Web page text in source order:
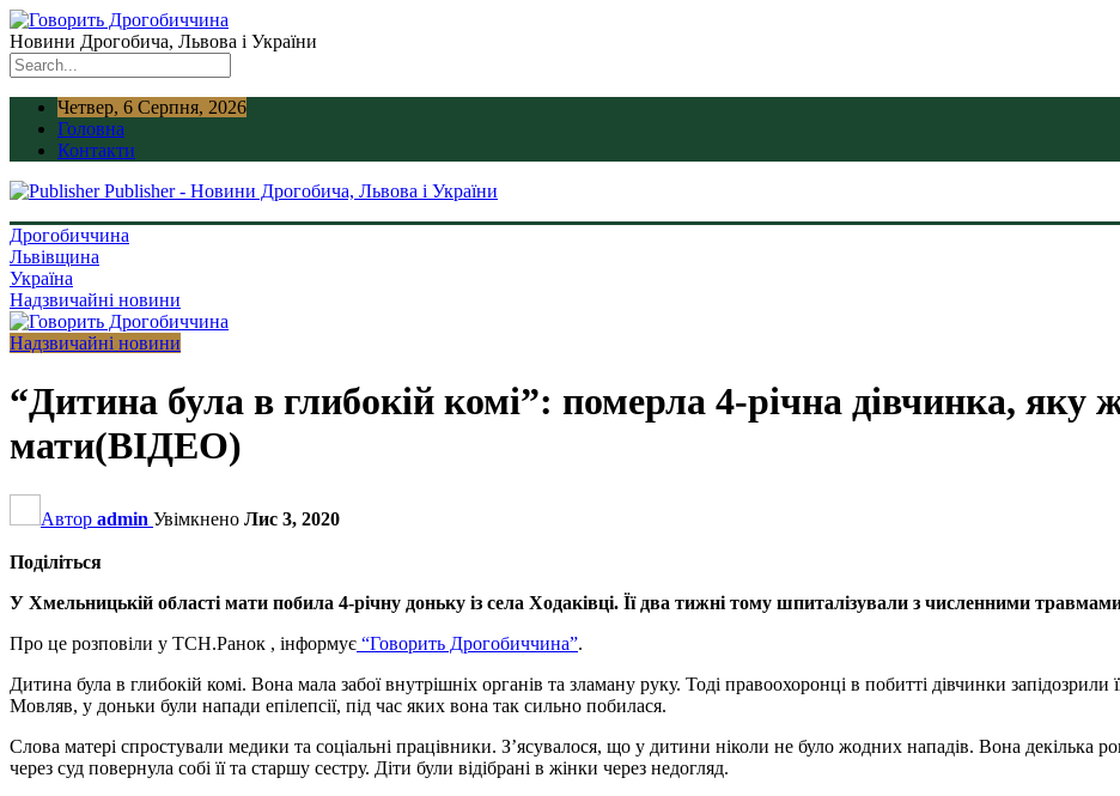
Новини Дрогобича, Львова і України
Четвер, 6 Серпня, 2026
Головна
Контакти
Publisher - Новини Дрогобича, Львова і України
Дрогобиччина
Львівщина
Україна
Надзвичайні новини
Надзвичайні новини
“Дитина була в глибокій комі”: померла 4-річна дівчинка, яку
мати(ВІДЕО)
Автор admin Увімкнено Лис 3, 2020
Поділіться
У Хмельницькій області мати побила 4-річну доньку із села Ходаківці. Її два тижні тому шпиталізували з численними
Про це розповіли у ТСН.Ранок , інформує “Говорить Дрогобиччина”.
Дитина була в глибокій комі. Вона мала забої внутрішніх органів та зламану руку. Тоді правоохоронці в побитті дівчинки запідозрили
Мовляв, у доньки були напади епілепсії, під час яких вона так сильно побилася.
Слова матері спростували медики та соціальні працівники. З’ясувалося, що у дитини ніколи не було жодних нападів. Вона декілька
через суд повернула собі її та старшу сестру. Діти були відібрані в жінки через недогляд.